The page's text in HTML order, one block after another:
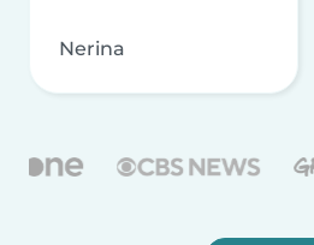
Nerina